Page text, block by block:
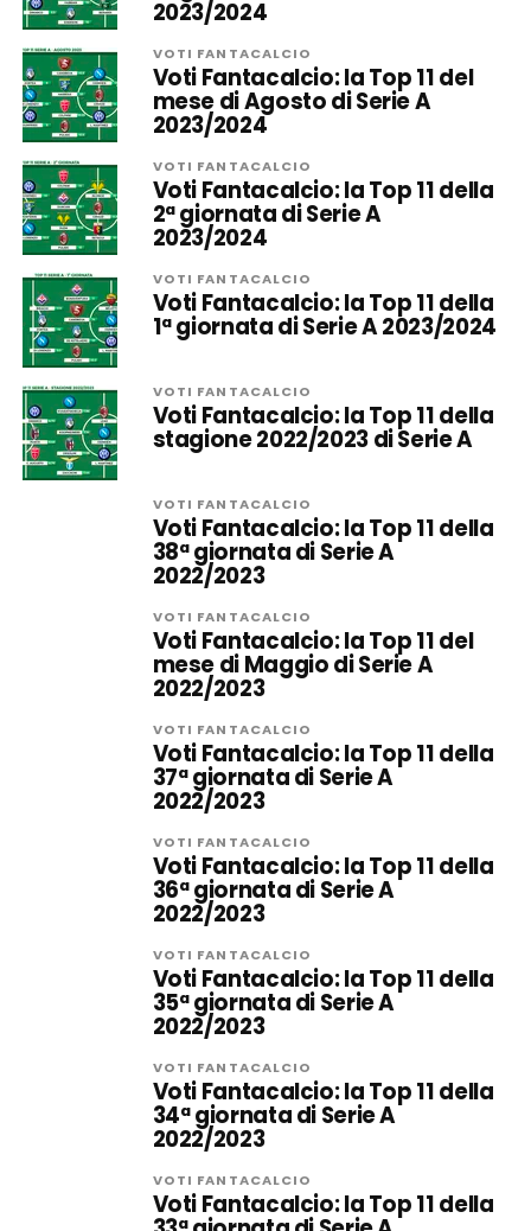
2023/2024
VOTI FANTACALCIO
Voti Fantacalcio: la Top 11 del
mese di Agosto di Serie A
2023/2024
VOTI FANTACALCIO
Voti Fantacalcio: la Top 11 della
2ª giornata di Serie A
2023/2024
VOTI FANTACALCIO
Voti Fantacalcio: la Top 11 della
1ª giornata di Serie A 2023/2024
VOTI FANTACALCIO
Voti Fantacalcio: la Top 11 della
stagione 2022/2023 di Serie A
VOTI FANTACALCIO
Voti Fantacalcio: la Top 11 della
38ª giornata di Serie A
2022/2023
VOTI FANTACALCIO
Voti Fantacalcio: la Top 11 del
mese di Maggio di Serie A
2022/2023
VOTI FANTACALCIO
Voti Fantacalcio: la Top 11 della
37ª giornata di Serie A
2022/2023
VOTI FANTACALCIO
Voti Fantacalcio: la Top 11 della
36ª giornata di Serie A
2022/2023
VOTI FANTACALCIO
Voti Fantacalcio: la Top 11 della
35ª giornata di Serie A
2022/2023
VOTI FANTACALCIO
Voti Fantacalcio: la Top 11 della
34ª giornata di Serie A
2022/2023
VOTI FANTACALCIO
Voti Fantacalcio: la Top 11 della